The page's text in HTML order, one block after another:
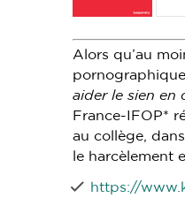
Alors qu’au
aider le sien en
France-IFOP*
au collège,
le harcèlement
https://